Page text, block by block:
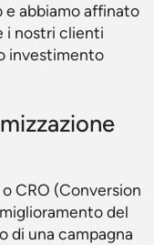
abbiamo affinato
i nostri clienti
investimento
CRO (Conversion
del
di una campagna